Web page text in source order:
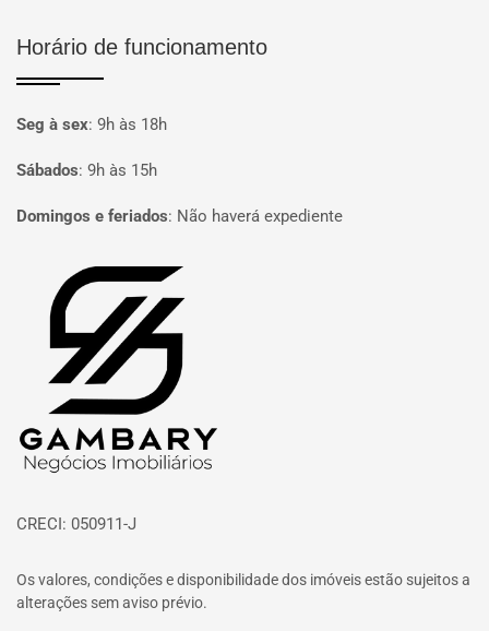
Horário de funcionamento
Seg à sex: 9h às 18h
Sábados: 9h às 15h
Domingos e feriados: Não haverá expediente
Página inicial
CRECI: 050911-J
Os valores, condições e disponibilidade dos imóveis estão sujeitos a
alterações sem aviso prévio.